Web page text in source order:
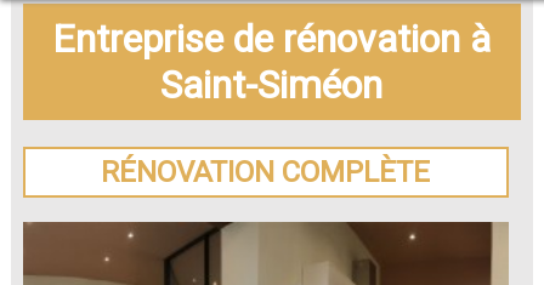
Entreprise de rénovation à
Saint-Siméon
RÉNOVATION COMPLÈTE